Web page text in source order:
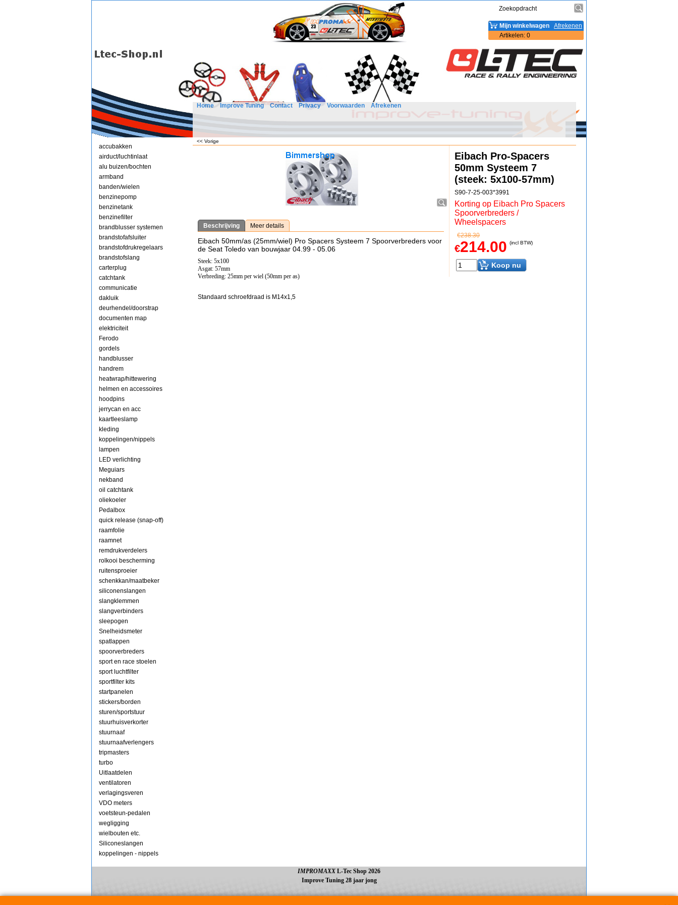
Afrekenen
Mijn winkelwagen
Artikelen: 0
Home Improve Tuning Contact Privacy Voorwaarden Afrekenen
accubakken
airduct/luchtinlaat
alu buizen/bochten
armband
banden/wielen
benzinepomp
benzinetank
benzinefilter
brandblusser systemen
brandstofafsluiter
brandstofdrukregelaars
brandstofslang
carterplug
catchtank
communicatie
dakluik
deurhendel/doorstrap
documenten map
elektriciteit
Ferodo
gordels
handblusser
handrem
heatwrap/hittewering
helmen en accessoires
hoodpins
jerrycan en acc
kaartleeslamp
kleding
koppelingen/nippels
lampen
LED verlichting
Meguiars
nekband
oil catchtank
oliekoeler
Pedalbox
quick release (snap-off)
raamfolie
raamnet
remdrukverdelers
rolkooi bescherming
ruitensproeier
schenkkan/maatbeker
siliconenslangen
slangklemmen
slangverbinders
sleepogen
Snelheidsmeter
spatlappen
spoorverbreders
sport en race stoelen
sport luchtfilter
sportfilter kits
startpanelen
stickers/borden
sturen/sportstuur
stuurhuisverkorter
stuurnaaf
stuurnaafverlengers
tripmasters
turbo
Uitlaatdelen
ventilatoren
verlagingsveren
VDO meters
voetsteun-pedalen
wegligging
wielbouten etc.
Siliconeslangen
koppelingen - nippels
<< Vorige
Eibach Pro-Spacers
50mm Systeem 7
(steek: 5x100-57mm)
S90-7-25-003*3991
Korting op Eibach Pro Spacers
Spoorverbreders /
Wheelspacers
€238.30
€214.00 (incl BTW)
Koop nu
Beschrijving Meer details
Eibach 50mm/as (25mm/wiel) Pro Spacers Systeem 7 Spoorverbreders voor
de Seat Toledo van bouwjaar 04.99 - 05.06
Steek: 5x100
Asgat: 57mm
Verbreding: 25mm per wiel (50mm per as)
Standaard schroefdraad is M14x1,5
IMPROMAXX L-Tec Shop 2026
Improve Tuning 28 jaar jong